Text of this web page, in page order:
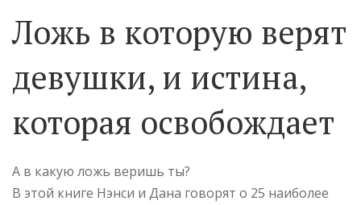
Ложь в которую верят
девушки, и истина,
которая освобождает
А в какую ложь веришь ты?
В этой книге Нэнси и Дана говорят о 25 наиболее